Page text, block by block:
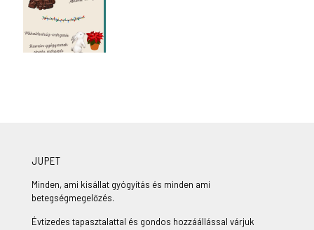
JUPET
Minden, ami kisállat gyógyítás és minden ami
betegségmegelőzés.
Évtizedes tapasztalattal és gondos hozzáállással várjuk